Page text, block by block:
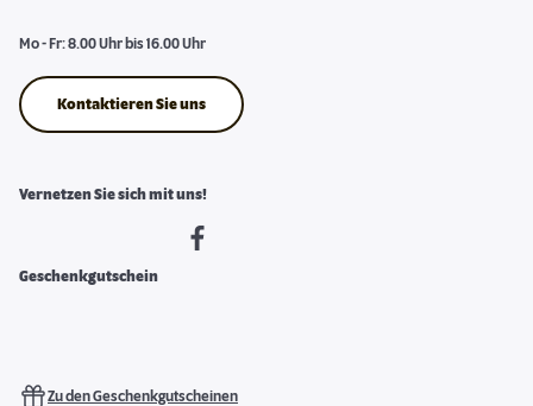
Mo - Fr: 8.00 Uhr bis 16.00 Uhr
Kontaktieren Sie uns
Vernetzen Sie sich mit uns!
Geschenkgutschein
Zu den Geschenkgutscheinen